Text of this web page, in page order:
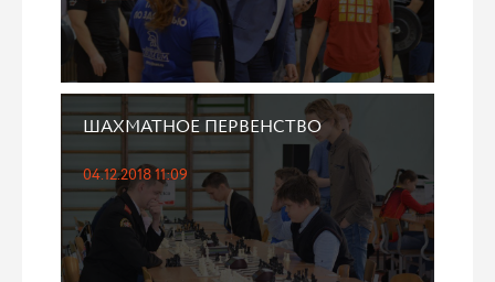
ШАХМАТНОЕ ПЕРВЕНСТВО
04.12.2018 11:09